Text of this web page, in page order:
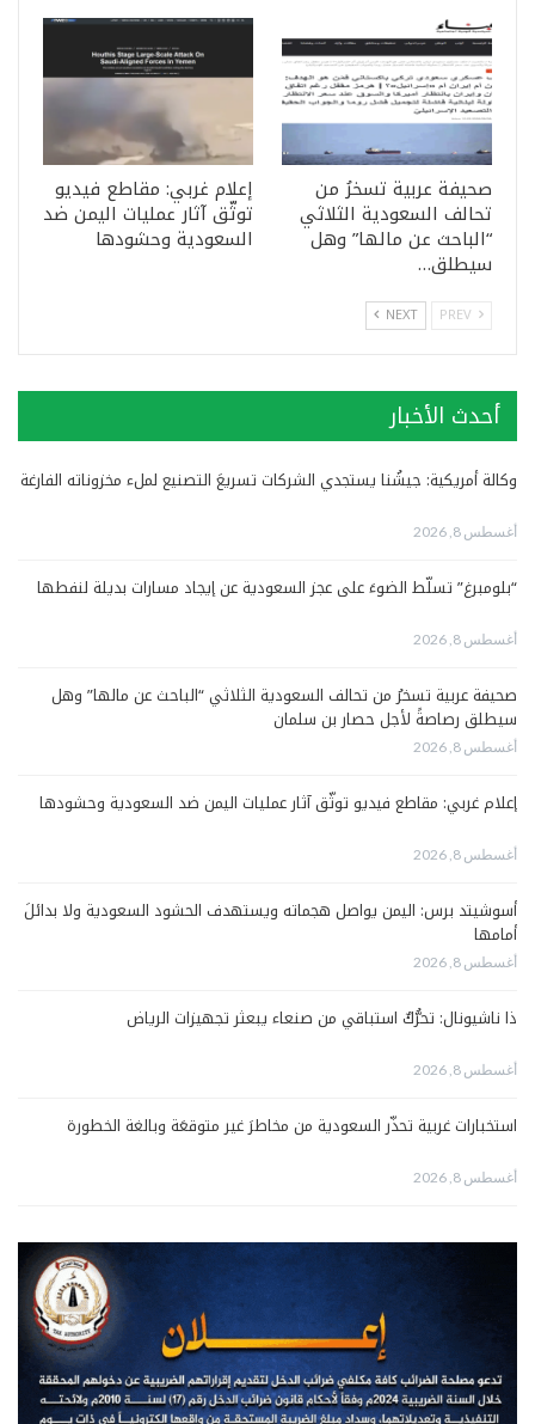
صحيفة عربية تسخرُ من
تحالف السعودية الثلاثي
“الباحث عن مالها” وهل
سيطلق…
إعلام غربي: مقاطع فيديو
توثّق آثار عمليات اليمن ضد
السعودية وحشودها
NEXT
أحدث الأخبار
وكالة أمريكية: جيشُنا يستجدي الشركات تسريعَ التصنيع لملء مخزوناته الفارغة
أغسطس 8, 2026
“بلومبرغ” تسلّط الضوءَ على عجز السعودية عن إيجاد مسارات بديلة لنفطها
أغسطس 8, 2026
صحيفة عربية تسخرُ من تحالف السعودية الثلاثي “الباحث عن مالها” وهل
سيطلق رصاصةً لأجل حصار بن سلمان
أغسطس 8, 2026
إعلام غربي: مقاطع فيديو توثّق آثار عمليات اليمن ضد السعودية وحشودها
أغسطس 8, 2026
أسوشيتد برس: اليمن يواصل هجماته ويستهدف الحشود السعودية ولا بدائلَ
أمامها
أغسطس 8, 2026
ذا ناشيونال: تحرُّكٌ استباقي من صنعاء يبعثر تجهيزات الرياض
أغسطس 8, 2026
استخبارات غربية تحذّر السعودية من مخاطرَ غير متوقعَة وبالغة الخطورة
أغسطس 8, 2026